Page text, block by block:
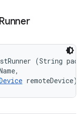
Runner
(String
remoteDevice)